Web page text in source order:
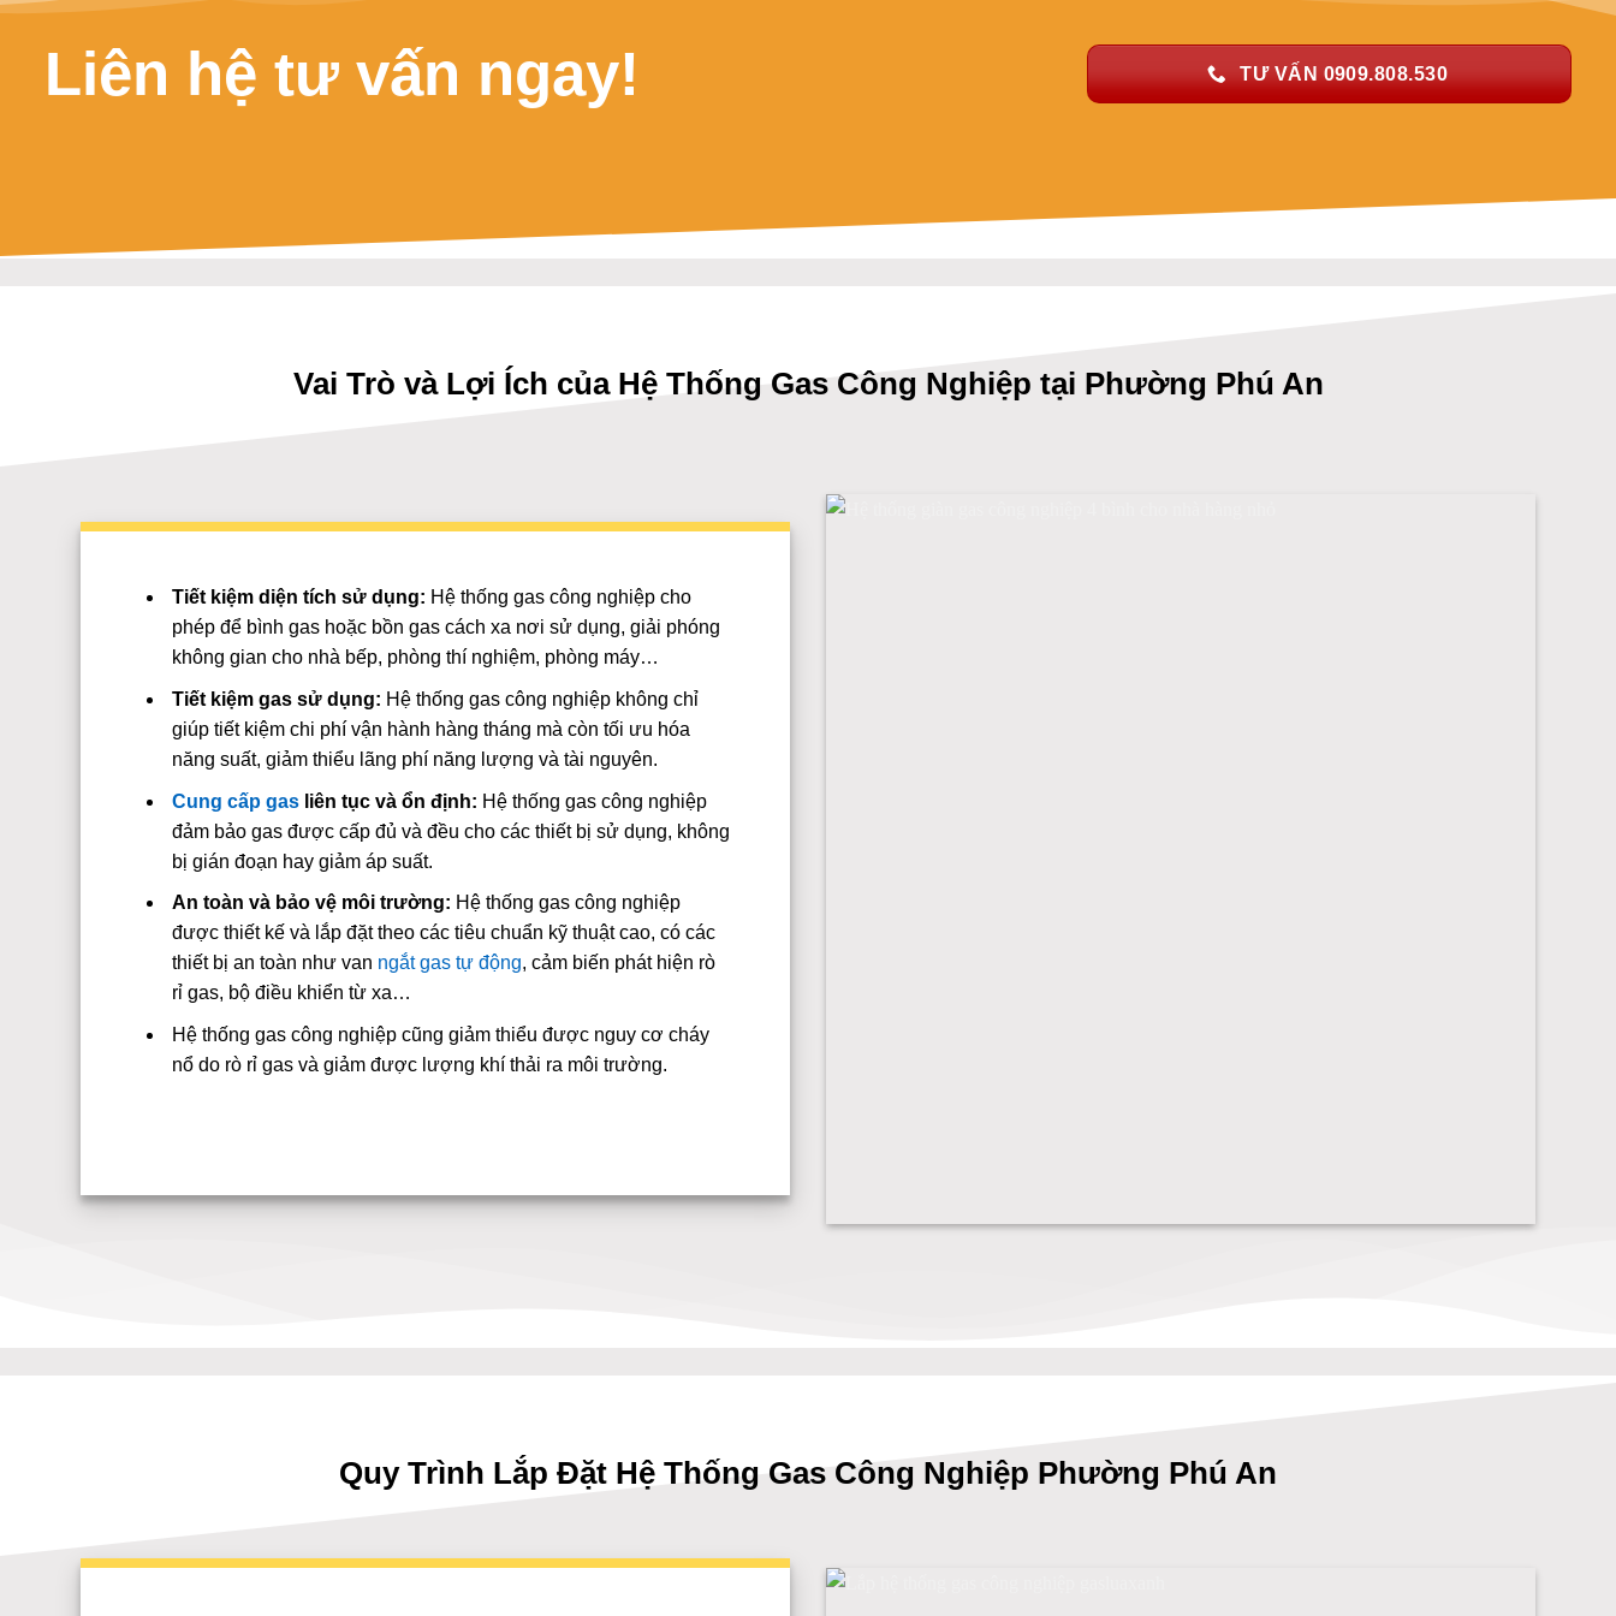
Liên hệ tư vấn ngay! TƯ VẤN 0909.808.530
Vai Trò và Lợi Ích của Hệ Thống Gas Công Nghiệp tại Phường Phú An
Tiết kiệm diện tích sử dụng: Hệ thống gas công nghiệp cho
phép để bình gas hoặc bồn gas cách xa nơi sử dụng, giải phóng
không gian cho nhà bếp, phòng thí nghiệm, phòng máy…
Tiết kiệm gas sử dụng: Hệ thống gas công nghiệp không chỉ
giúp tiết kiệm chi phí vận hành hàng tháng mà còn tối ưu hóa
năng suất, giảm thiểu lãng phí năng lượng và tài nguyên.
Cung cấp gasliên tục và ổn định: Hệ thống gas công nghiệp
đảm bảo gas được cấp đủ và đều cho các thiết bị sử dụng, không
bị gián đoạn hay giảm áp suất.
An toàn và bảo vệ môi trường: Hệ thống gas công nghiệp
được thiết kế và lắp đặt theo các tiêu chuẩn kỹ thuật cao, có các
thiết bị an toàn như van ngắt gas tự động, cảm biến phát hiện rò
rỉ gas, bộ điều khiển từ xa…
Hệ thống gas công nghiệp cũng giảm thiểu được nguy cơ cháy
nổ do rò rỉ gas và giảm được lượng khí thải ra môi trường.
Quy Trình Lắp Đặt Hệ Thống Gas Công Nghiệp Phường Phú An